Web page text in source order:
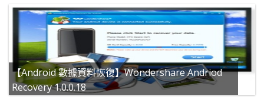
【Android 數據資料恢復】Wondershare Andriod
Recovery 1.0.0.18